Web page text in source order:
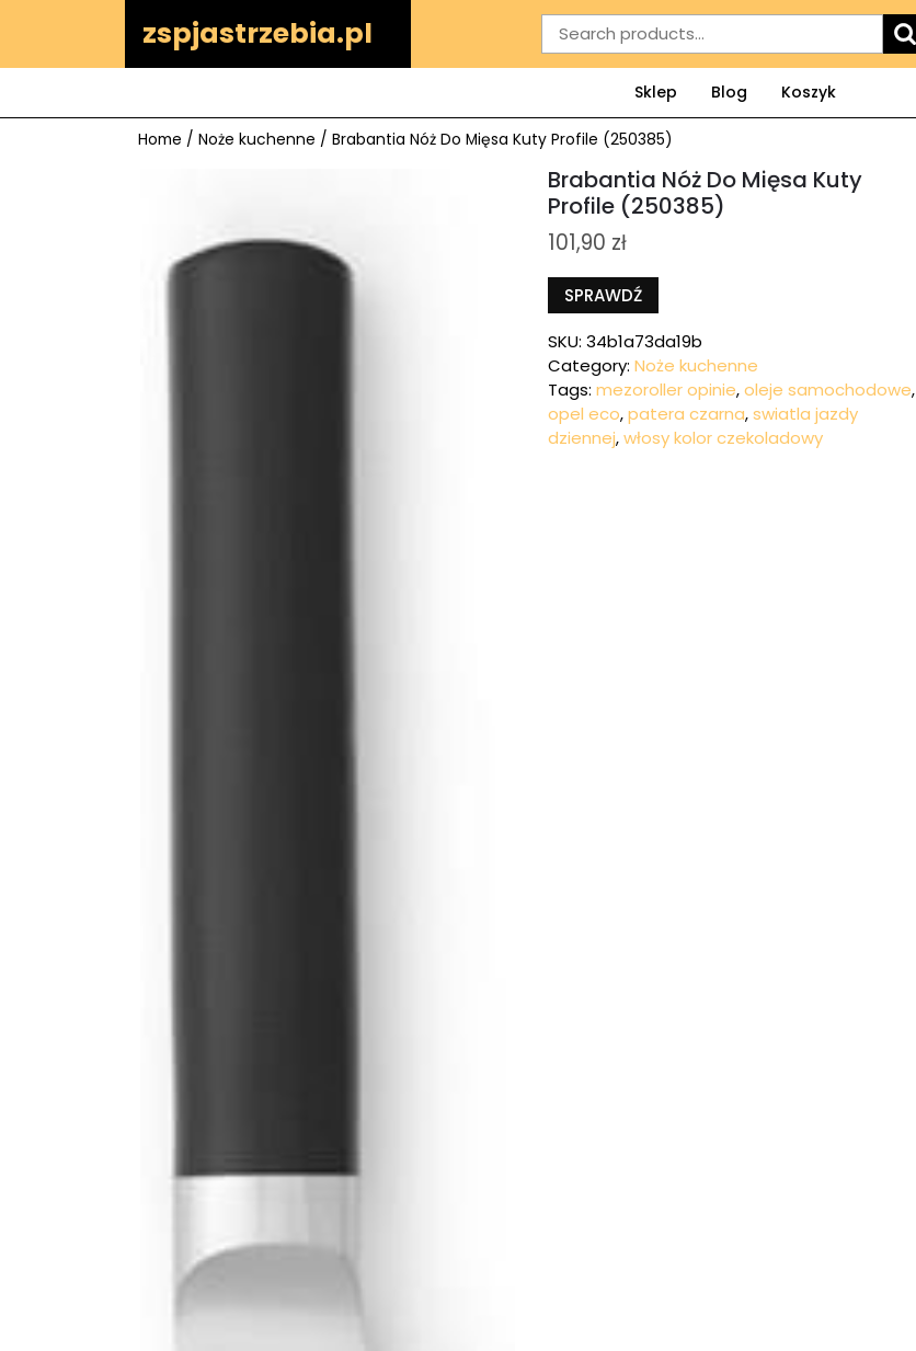
zspjastrzebia.pl
Search
for:
Sklep Blog Koszyk
Home / Noże kuchenne / Brabantia Nóż Do Mięsa Kuty Profile (250385)
Brabantia Nóż Do Mięsa Kuty
Profile (250385)
101,90 zł
SPRAWDŹ
SKU:34b1a73da19b
Category:Noże kuchenne
Tags:mezoroller opinie,oleje samochodowe,
opel eco,patera czarna,swiatla jazdy
dziennej,włosy kolor czekoladowy